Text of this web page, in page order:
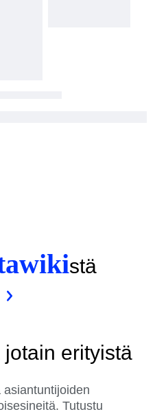
stä
jotain erityistä
Tutustu